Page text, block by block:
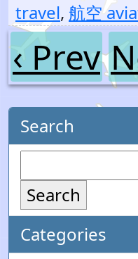
travel, 航空
‹ Prev
Search
Search
Categories